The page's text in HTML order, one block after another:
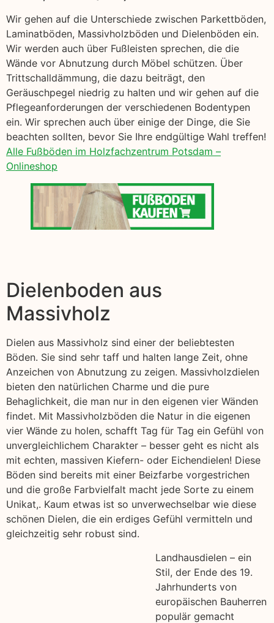
Wir gehen auf die Unterschiede zwischen Parkettböden,
Laminatböden, Massivholzböden und Dielenböden ein.
Wir werden auch über Fußleisten sprechen, die die
Wände vor Abnutzung durch Möbel schützen. Über
Trittschalldämmung, die dazu beiträgt, den
Geräuschpegel niedrig zu halten und wir gehen auf die
Pflegeanforderungen der verschiedenen Bodentypen
ein. Wir sprechen auch über einige der Dinge, die Sie
beachten sollten, bevor Sie Ihre endgültige Wahl treffen!
Alle Fußböden im Holzfachzentrum Potsdam –
Onlineshop
Dielenboden aus
Massivholz
Dielen aus Massivholz sind einer der beliebtesten
Böden. Sie sind sehr taff und halten lange Zeit, ohne
Anzeichen von Abnutzung zu zeigen. Massivholzdielen
bieten den natürlichen Charme und die pure
Behaglichkeit, die man nur in den eigenen vier Wänden
findet. Mit Massivholzböden die Natur in die eigenen
vier Wände zu holen, schafft Tag für Tag ein Gefühl von
unvergleichlichem Charakter – besser geht es nicht als
mit echten, massiven Kiefern- oder Eichendielen! Diese
Böden sind bereits mit einer Beizfarbe vorgestrichen
und die große Farbvielfalt macht jede Sorte zu einem
Unikat,. Kaum etwas ist so unverwechselbar wie diese
schönen Dielen, die ein erdiges Gefühl vermitteln und
gleichzeitig sehr robust sind.
Landhausdielen – ein
Stil, der Ende des 19.
Jahrhunderts von
europäischen Bauherren
populär gemacht